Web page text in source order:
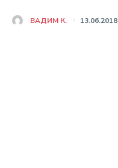
ВАДИМ К. 13.06.2018